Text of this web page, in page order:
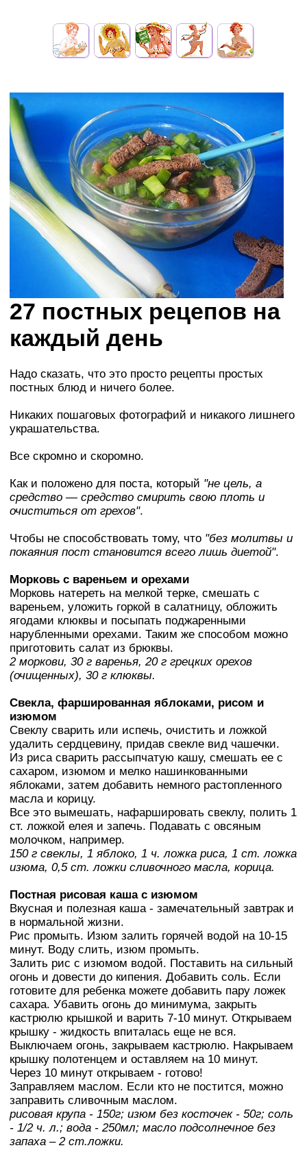
27 постных рецепов на
каждый день
Надо сказать, что это просто рецепты простых
постных блюд и ничего более.
Никаких пошаговых фотографий и никакого лишнего
украшательства.
Все скромно и скоромно.
Как и положено для поста, который "не цель, а
средство — средство смирить свою плоть и
очиститься от грехов".
Чтобы не способствовать тому, что "без молитвы и
покаяния пост становится всего лишь диетой".
Морковь с вареньем и орехами
Морковь натереть на мелкой терке, смешать с
вареньем, уложить горкой в салатницу, обложить
ягодами клюквы и посыпать поджаренными
нарубленными орехами. Таким же способом можно
приготовить салат из брюквы.
2 моркови, 30 г варенья, 20 г грецких орехов
(очищенных), 30 г клюквы.
Свекла, фаршированная яблоками, рисом и
изюмом
Свеклу сварить или испечь, очистить и ложкой
удалить сердцевину, придав свекле вид чашечки.
Из риса сварить рассыпчатую кашу, смешать ее с
сахаром, изюмом и мелко нашинкованными
яблоками, затем добавить немного растопленного
масла и корицу.
Все это вымешать, нафаршировать свеклу, полить 1
ст. ложкой елея и запечь. Подавать с овсяным
молочком, например.
150 г свеклы, 1 яблоко, 1 ч. ложка риса, 1 ст. ложка
изюма, 0,5 ст. ложки сливочного масла, корица.
Постная рисовая каша с изюмом
Вкусная и полезная каша - замечательный завтрак и
в нормальной жизни.
Рис промыть. Изюм залить горячей водой на 10-15
минут. Воду слить, изюм промыть.
Залить рис с изюмом водой. Поставить на сильный
огонь и довести до кипения. Добавить соль. Если
готовите для ребенка можете добавить пару ложек
сахара. Убавить огонь до минимума, закрыть
кастрюлю крышкой и варить 7-10 минут. Открываем
крышку - жидкость впиталась еще не вся.
Выключаем огонь, закрываем кастрюлю. Накрываем
крышку полотенцем и оставляем на 10 минут.
Через 10 минут открываем - готово!
Заправляем маслом. Если кто не постится, можно
заправить сливочным маслом.
рисовая крупа - 150г; изюм без косточек - 50г; соль
- 1/2 ч. л.; вода - 250мл; масло подсолнечное без
запаха – 2 ст.ложки.